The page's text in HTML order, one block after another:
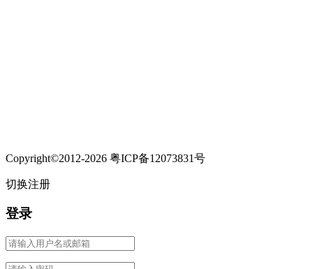
Copyright©2012-2026 粤ICP备12073831号
切换注册
登录